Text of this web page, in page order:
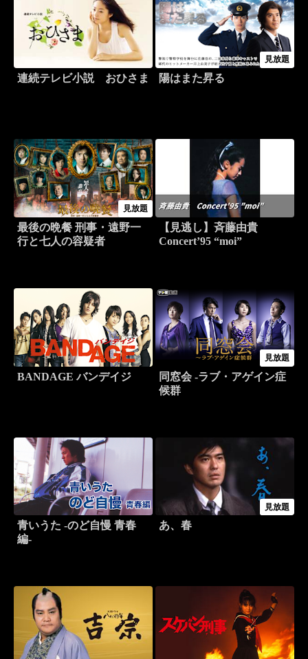
連続テレビ小説 おひさま
見放題
陽はまた昇る
見放題
最後の晩餐 刑事・遠野一
行と七人の容疑者
【見逃し】斉藤由貴
Concert’95 “moi”
BANDAGE バンデイジ
見放題
同窓会 -ラブ・アゲイン症
候群
青いうた -のど自慢 青春
編-
見放題
あ、春